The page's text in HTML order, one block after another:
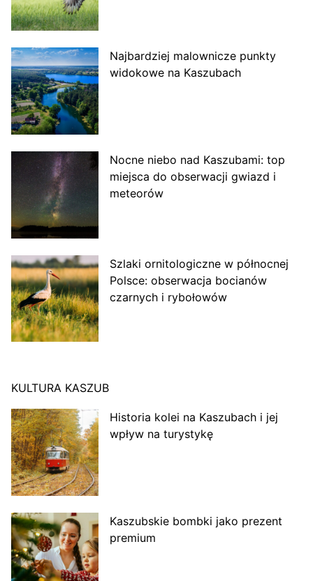
Najbardziej malownicze punkty
widokowe na Kaszubach
Nocne niebo nad Kaszubami: top
miejsca do obserwacji gwiazd i
meteorów
Szlaki ornitologiczne w północnej
Polsce: obserwacja bocianów
czarnych i rybołowów
KULTURA KASZUB
Historia kolei na Kaszubach i jej
wpływ na turystykę
Kaszubskie bombki jako prezent
premium